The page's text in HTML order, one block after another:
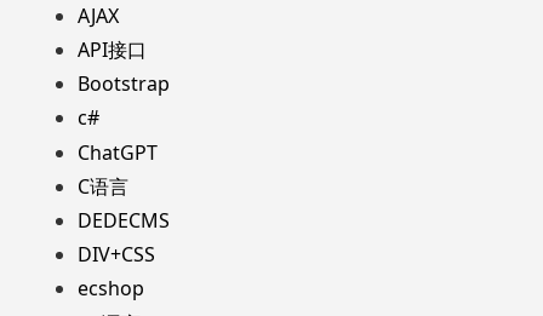
AJAX
API接口
Bootstrap
c#
ChatGPT
C语言
DEDECMS
DIV+CSS
ecshop